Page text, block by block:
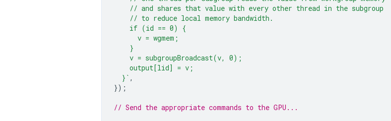
    // and shares that value with every other thread in the subgroup
    // to reduce local memory bandwidth.
    if (id == 0) {
      v = wgmem;
    }
    v = subgroupBroadcast(v, 0);
    output[lid] = v;
  }`
,
});
// Send the appropriate commands to the GPU...